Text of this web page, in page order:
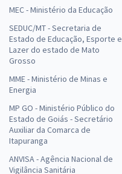
MEC - Ministério da Educação
SEDUC/MT - Secretaria de
Estado de Educação, Esporte e
Lazer do estado de Mato
Grosso
MME - Ministério de Minas e
Energia
MP GO - Ministério Público do
Estado de Goiás - Secretário
Auxiliar da Comarca de
Itapuranga
ANVISA - Agência Nacional de
Vigilância Sanitária